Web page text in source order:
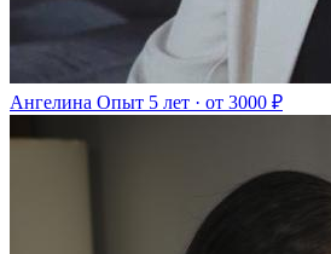
Ангелина Опыт 5 лет · от 3000 ₽